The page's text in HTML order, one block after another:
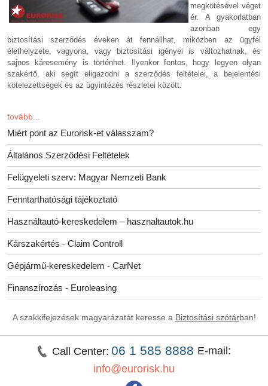
megkötésével véget
ér. A gyakorlatban
azonban egy
biztosítási szerződés éveken át fennállhat, miközben az ügyfél
élethelyzete, vagyona, vagy biztosítási igényei is változhatnak, és
sajnos káresemény is történhet. Ilyenkor fontos, hogy legyen olyan
szakértő, aki segít eligazodni a szerződés feltételei, a bejelentési
kötelezettségek és az ügyintézés részletei között.
tovább...
Miért pont az Eurorisk-et válasszam?
Általános Szerződési Feltételek
Felügyeleti szerv: Magyar Nemzeti Bank
Fenntarthatósági tájékoztató
Használtautó-kereskedelem – hasznaltautok.hu
Kárszakértés - Claim Controll
Gépjármű-kereskedelem - CarNet
Finanszírozás - Euroleasing
A szakkifejezések magyarázatát keresse a Biztosítási szótárban!
Call Center: 06 1 585 8888 E-mail:
info@eurorisk.hu